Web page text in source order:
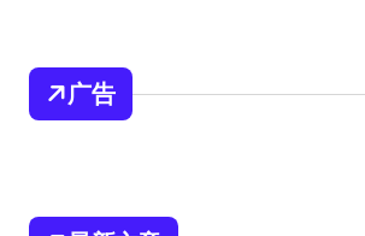
广告